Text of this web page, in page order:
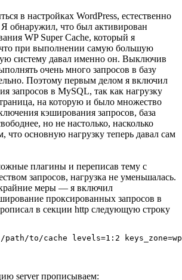
в настройках WordPress, естественно
Я обнаружил, что был активирован
WP Super Cache, который я
при выполнении самую большую
систему давал именно он. Выключив
очень много запросов в базу
Поэтому первым делом я включил
запросов в MySQL, так как нагрузку
на которую и было множество
кэширования запросов, база
но не настолько, насколько
что основную нагрузку теперь давал сам
плагины и переписав тему с
запросов, нагрузка не уменьшалась.
меры — я включил
проксированных запросов в
в секции http следующую строку
server прописываем: